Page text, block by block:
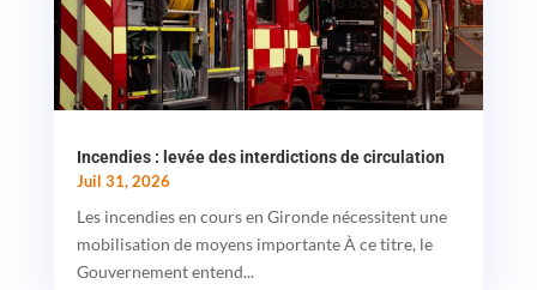
Incendies : levée des interdictions de circulation
Juil 31, 2026
Les incendies en cours en Gironde nécessitent une
mobilisation de moyens importante À ce titre, le
Gouvernement entend...